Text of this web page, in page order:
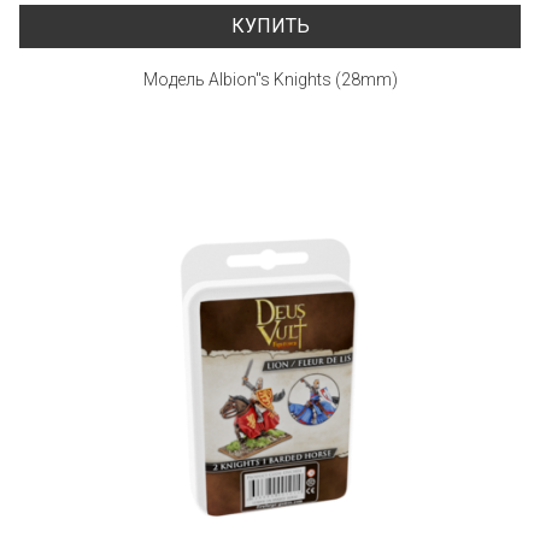
КУПИТЬ
Модель Albion''s Knights (28mm)